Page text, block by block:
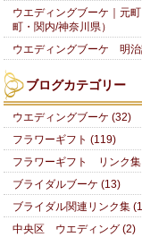
ウエディングブーケ｜元
町・関内/神奈川県）
ウエディングブーケ 明
ブログカテゴリー
ウエディングブーケ (32)
フラワーギフト (119)
フラワーギフト リンク
ブライダルブーケ (13)
ブライダル関連リンク集
中央区 ウエディング (2)